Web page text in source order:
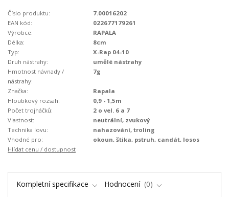
Číslo produktu:
7.00016202
EAN kód:
022677179261
Výrobce:
RAPALA
Délka:
8cm
Typ:
X-Rap 04-10
Druh nástrahy:
umělé nástrahy
Hmotnost návnady /
nástrahy:
7g
Značka:
Rapala
Hloubkový rozsah:
0,9 - 1,5m
Počet trojháčků:
2 o vel. 6 a 7
Vlastnost:
neutrální, zvukový
Technika lovu:
nahazování, troling
Vhodné pro:
okoun, štika, pstruh, candát, losos
Hlídat cenu / dostupnost
Kompletní specifikace Hodnocení
0